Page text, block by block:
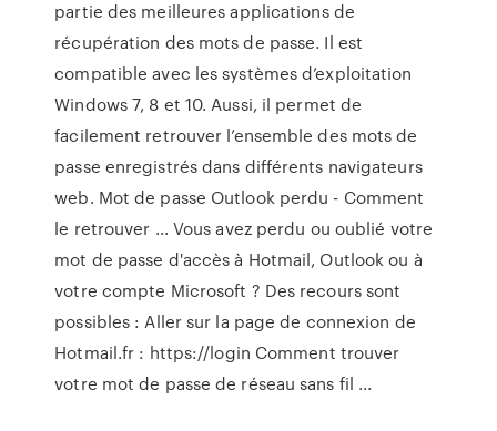
partie des meilleures applications de
récupération des mots de passe. Il est
compatible avec les systèmes d’exploitation
Windows 7, 8 et 10. Aussi, il permet de
facilement retrouver l’ensemble des mots de
passe enregistrés dans différents navigateurs
web. Mot de passe Outlook perdu - Comment
le retrouver ... Vous avez perdu ou oublié votre
mot de passe d'accès à Hotmail, Outlook ou à
votre compte Microsoft ? Des recours sont
possibles : Aller sur la page de connexion de
Hotmail.fr : https://login Comment trouver
votre mot de passe de réseau sans fil ...